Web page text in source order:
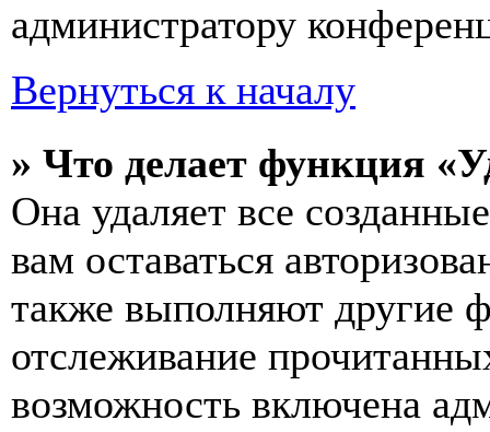
администратору
Вернуться к началу
» Что делает функция
Она удаляет все
вам оставаться
также выполняют другие
отслеживание
возможность включена